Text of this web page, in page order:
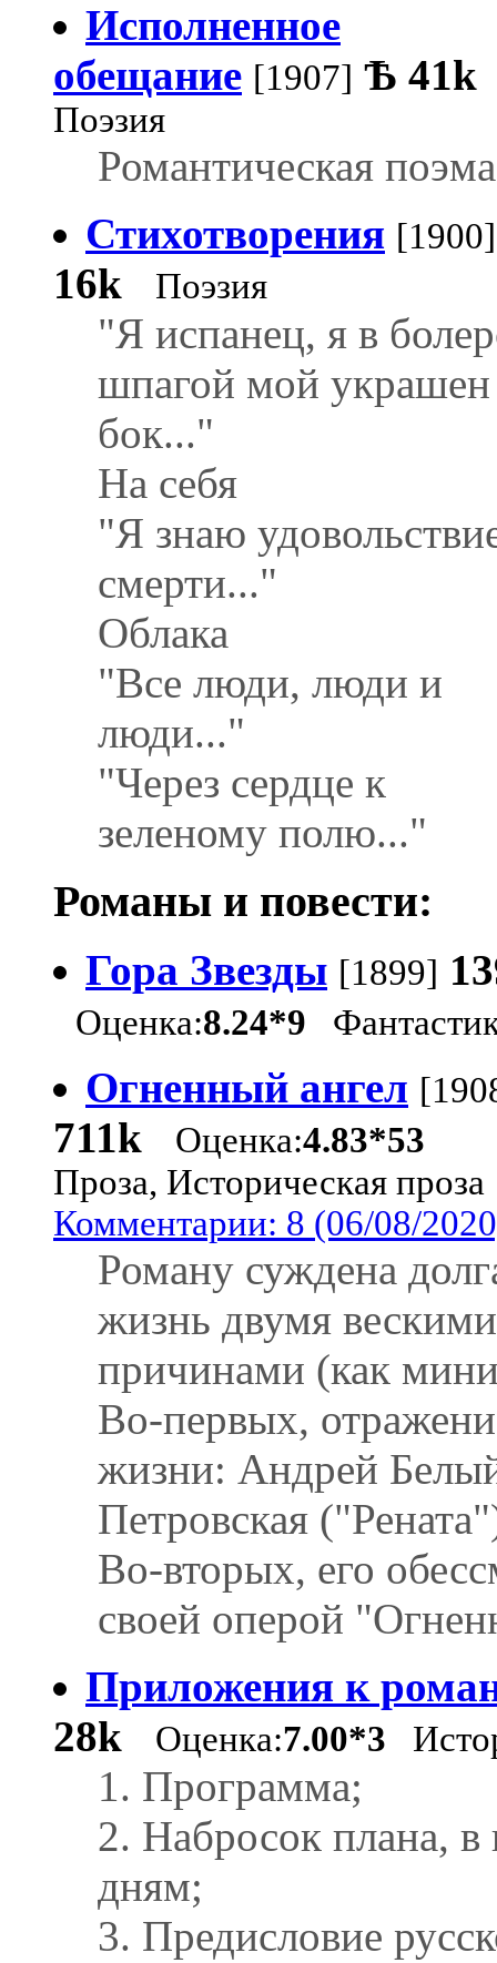
Исполненное
обещание [1907] Ѣ 41k
Поэзия
Романтическая
Стихотворения [1900]
16k Поэзия
"Я испанец, я в
шпагой мой украшен
бок..."
На себя
"Я знаю
смерти..."
Облака
"Все люди, люди и
люди..."
"Через сердце к
зеленому полю..."
Романы и повести:
Гора Звезды [1899]
Оценка:8.24*9
Огненный ангел
711k Оценка:4.83*53
Проза, Историческая проза
Комментарии: 8 (06/08/
Роману суждена
жизнь двумя вескими
причинами (как
Во-первых,
жизни: Андрей
Петровская
Во-вторых, его
своей оперой
Приложения к
28k
Оценка:7.00*3
1. Программа;
2. Набросок плана, в
дням;
3. Предисловие